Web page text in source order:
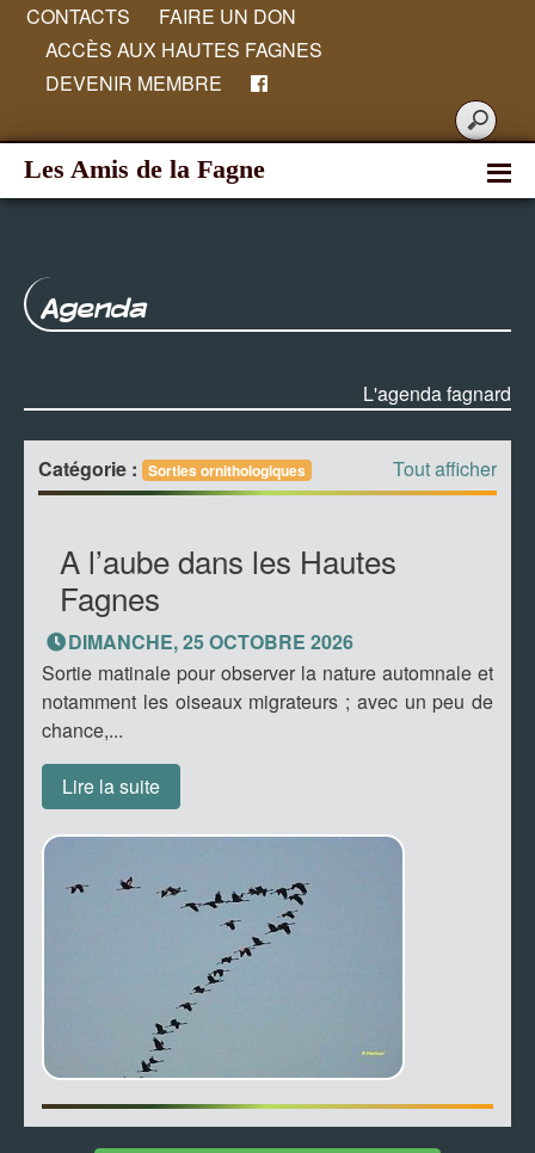
CONTACTS
FAIRE UN DON
ACCÈS AUX HAUTES FAGNES
DEVENIR MEMBRE
Les Amis de la Fagne
Agenda
L'agenda fagnard
Catégorie : Sorties ornithologiques Tout afficher
A l’aube dans les Hautes
Fagnes
DIMANCHE, 25 OCTOBRE 2026
Sortie matinale pour observer la nature automnale et
notamment les oiseaux migrateurs ; avec un peu de
chance,...
Lire la suite